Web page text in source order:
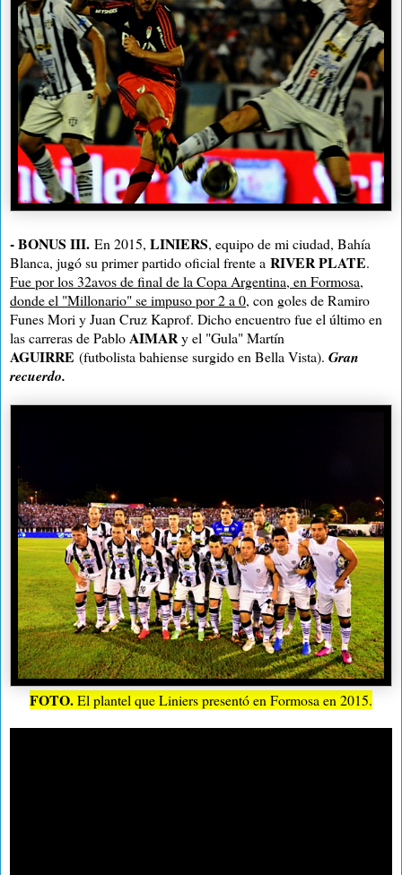
-BONUS III. En 2015, LINIERS, equipo de mi ciudad, Bahía
Blanca, jugó su primer partido oficial frente a RIVER PLATE.
Fue por los 32avos de final de la Copa Argentina, en Formosa,
donde el "Millonario" se impuso por 2 a 0, con goles de Ramiro
Funes Mori y Juan Cruz Kaprof. Dicho encuentro fue el último en
las carreras de PabloAIMARy el "Gula" Martín
AGUIRRE (futbolista bahiense surgido en Bella Vista). Gran
recuerdo.
FOTO.El plantel que Liniers presentó en Formosa en 2015.